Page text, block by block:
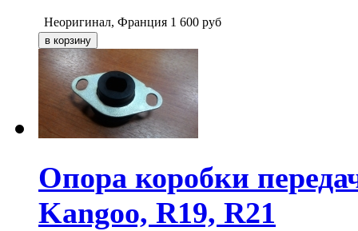
Неоригинал, Франция 1 600 руб
Опора коробки
Kangoo, R19, R21